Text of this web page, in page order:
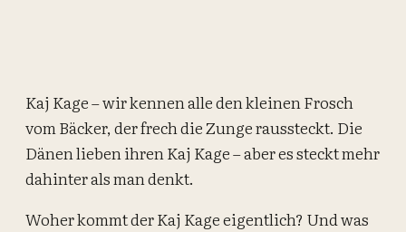
Kaj Kage – wir kennen alle den kleinen Frosch
vom Bäcker, der frech die Zunge raussteckt. Die
Dänen lieben ihren Kaj Kage – aber es steckt mehr
dahinter als man denkt.
Woher kommt der Kaj Kage eigentlich? Und was